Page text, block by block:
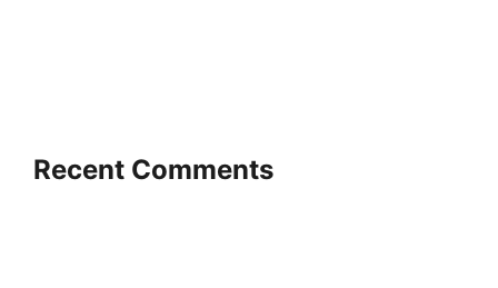
Recent Comments